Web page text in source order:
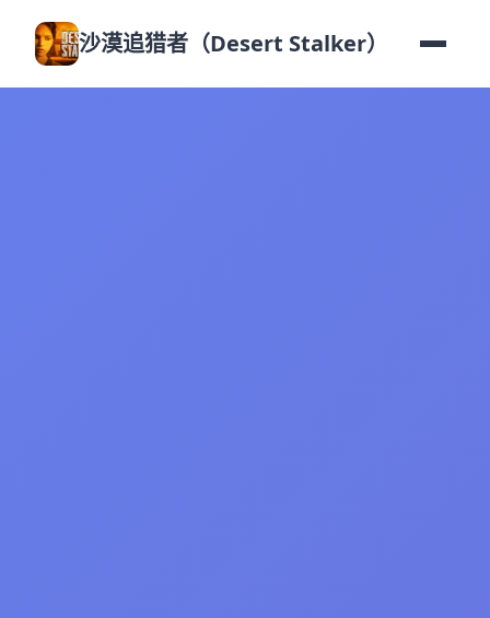
沙漠追猎者（Desert Stalker）